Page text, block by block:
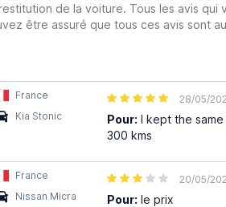
de la voiture. Tous les avis
être assuré que tous ces avis sont
France
Kia Stonic
28/05/
Pour: I kept the
300 kms
France
Nissan Micra
20/05/
Pour: le prix